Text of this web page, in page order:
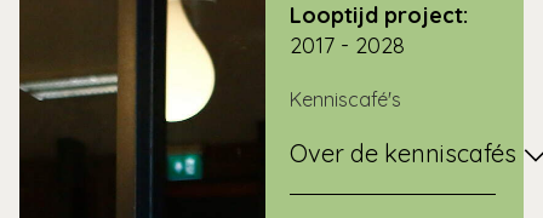
Looptijd project:
2017 - 2028
Kenniscafé's
Over de kenniscafés